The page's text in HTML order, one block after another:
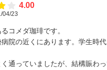
4.00
04/23
コメダ珈琲です。
院の近くにあります。学生時
通っていましたが、結構賑わ